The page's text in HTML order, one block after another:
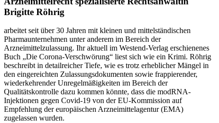
Brigitte Röhrig
arbeitet seit über 30 Jahren mit kleinen und mittelständischen
Pharmaunternehmen unter anderem im Bereich der
Arzneimittelzulassung. Ihr aktuell im Westend-Verlag erschienenes
Buch „Die Corona-Verschwörung“ liest sich wie ein Krimi. Röhrig
beschreibt in detailreicher Tiefe, wie es trotz erheblicher Mängel in
den eingereichten Zulassungsdokumenten sowie frappierender,
wiederkehrender Unregelmäßigkeiten im Bereich der
Qualitätskontrolle dazu kommen könnte, dass die modRNA-
Injektionen gegen Covid-19 von der EU-Kommission auf
Empfehlung der europäischen Arzneimittelagentur (EMA)
zugelassen wurden.